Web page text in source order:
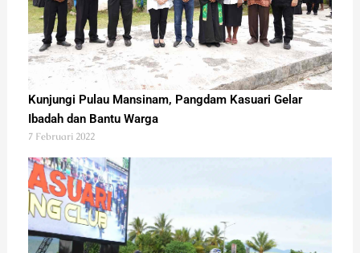
Kunjungi Pulau Mansinam, Pangdam Kasuari Gelar
Ibadah dan Bantu Warga
7 Februari 2022